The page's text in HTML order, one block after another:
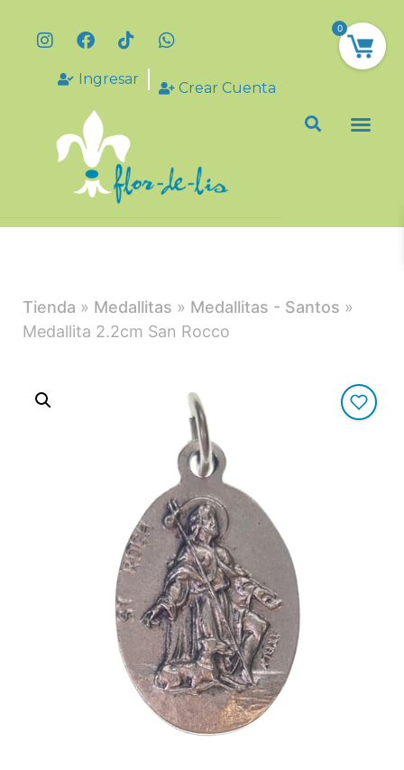
Ingresar
Crear Cuenta
Tienda » Medallitas » Medallitas - Santos »
Medallita 2.2cm San Rocco
0